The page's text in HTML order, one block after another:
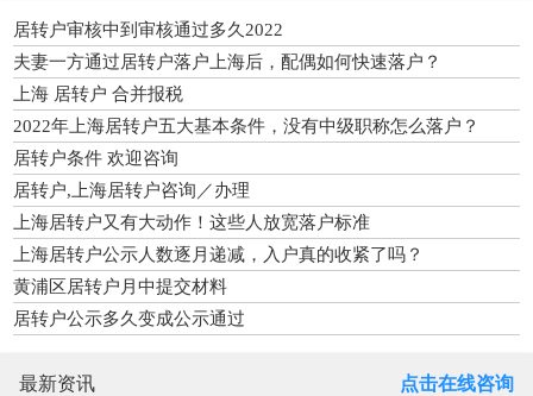
居转户审核中到审核通过多久2022
夫妻一方通过居转户落户上海后，配偶如何快速落户？
上海 居转户 合并报税
2022年上海居转户五大基本条件，没有中级职称怎么落户？
居转户条件 欢迎咨询
居转户,上海居转户咨询／办理
上海居转户又有大动作！这些人放宽落户标准
上海居转户公示人数逐月递减，入户真的收紧了吗？
黄浦区居转户月中提交材料
居转户公示多久变成公示通过
最新资讯 点击在线咨询